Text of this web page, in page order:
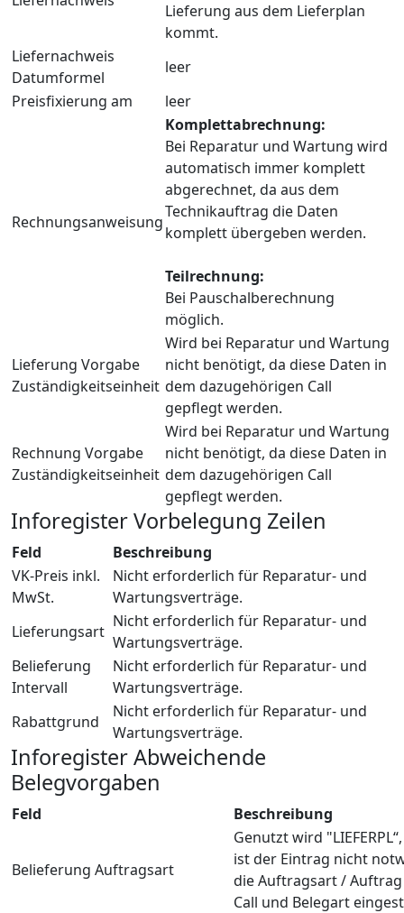
Lieferung aus dem Lieferplan
kommt.
Liefernachweis
Datumformel
leer
Preisfixierung am
leer
Rechnungsanweisung
Komplettabrechnung:
Bei Reparatur und Wartung wird
automatisch immer komplett
abgerechnet, da aus dem
Technikauftrag die Daten
komplett übergeben werden.
Teilrechnung:
Bei Pauschalberechnung
möglich.
Lieferung Vorgabe
Zuständigkeitseinheit
Wird bei Reparatur und Wartung
nicht benötigt, da diese Daten in
dem dazugehörigen Call
gepflegt werden.
Rechnung Vorgabe
Zuständigkeitseinheit
Wird bei Reparatur und Wartung
nicht benötigt, da diese Daten in
dem dazugehörigen Call
gepflegt werden.
Inforegister Vorbelegung Zeilen
Feld
Beschreibung
VK-Preis inkl.
MwSt.
Nicht erforderlich für Reparatur- und
Wartungsverträge.
Lieferungsart
Nicht erforderlich für Reparatur- und
Wartungsverträge.
Belieferung
Intervall
Nicht erforderlich für Reparatur- und
Wartungsverträge.
Rabattgrund
Nicht erforderlich für Reparatur- und
Wartungsverträge.
Inforegister Abweichende
Belegvorgaben
Feld Beschreibung
Belieferung Auftragsart
Genutzt wird
ist der Eintrag nicht
die Auftragsart /
Call und Belegart